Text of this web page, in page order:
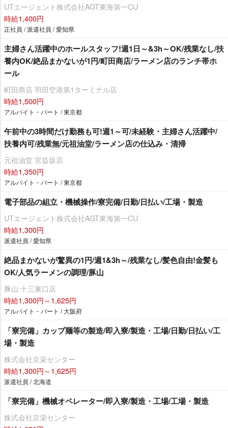
UTエージェント株式会社AGT東海第一CU
時給1,400円
正社員 / 派遣社員 / 愛知県
主婦さん活躍中のホールスタッフ!週1日～&3h～OK/残業なし/扶
養内OK/絶品まかないが1円/町田商店/ラーメン店のランチ帯ホ
ール
町田商店 羽田空港第1ターミナル店
時給1,500円
アルバイト・パート / 東京都
午前中の3時間だけ勤務も可!週1～可/未経験・主婦さん活躍中/
扶養内可/残業無/元祖油堂/ラーメン店の仕込み・清掃
元祖油堂 宮益坂店
時給1,350円
アルバイト・パート / 東京都
電子部品の組立・機械操作/寮完備/日勤/日払い/工場・製造
UTエージェント株式会社AGT東海第一CU
時給1,300円
派遣社員 / 愛知県
絶品まかないが驚異の1円/週1&3h～/残業なし/髪色自由!金髪も
OK/人気ラーメンの調理/豚山
豚山 十三東口店
時給1,300円～1,625円
アルバイト・パート / 大阪府
「寮完備」カップ麺等の製造/即入寮/製造・工場/日勤/日払い/工
場・製造
株式会社京栄センター
時給1,300円～1,625円
派遣社員 / 北海道
「寮完備」機械オペレーター/即入寮/製造・工場/工場・製造
株式会社京栄センター